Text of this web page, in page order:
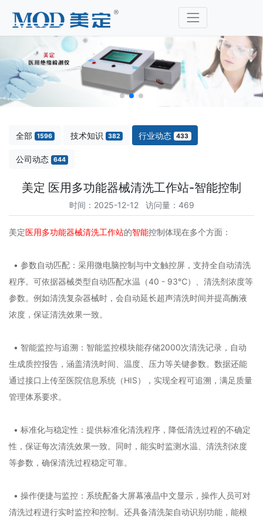
全部 1596 技术知识 382 行业动态 433
公司动态 644
美定 医用多功能器械清洗工作站-智能控制
时间：2025-12-12 访问量：469
美定医用多功能器械清洗工作站的智能控制体现在多个方面：
• 参数自动匹配：采用微电脑控制与中文触控屏，支持全自动清洗
程序。可依据器械类型自动匹配水温（40 - 93℃）、清洗剂浓度等
参数。例如清洗复杂器械时，会自动延长超声清洗时间并提高酶液
浓度，保证清洗效果一致。
• 智能监控与追溯：智能监控模块能存储2000次清洗记录，自动
生成质控报告，涵盖清洗时间、温度、压力等关键参数。数据还能
通过接口上传至医院信息系统（HIS），实现全程可追溯，满足质量
管理体系要求。
• 标准化与稳定性：提供标准化清洗程序，降低清洗过程的不确定
性，保证每次清洗效果一致。同时，能实时监测水温、清洗剂浓度
等参数，确保清洗过程稳定可靠。
• 操作便捷与监控：系统配备大屏幕液晶中文显示，操作人员可对
清洗过程进行实时监控和控制。还具备清洗架自动识别功能，能根